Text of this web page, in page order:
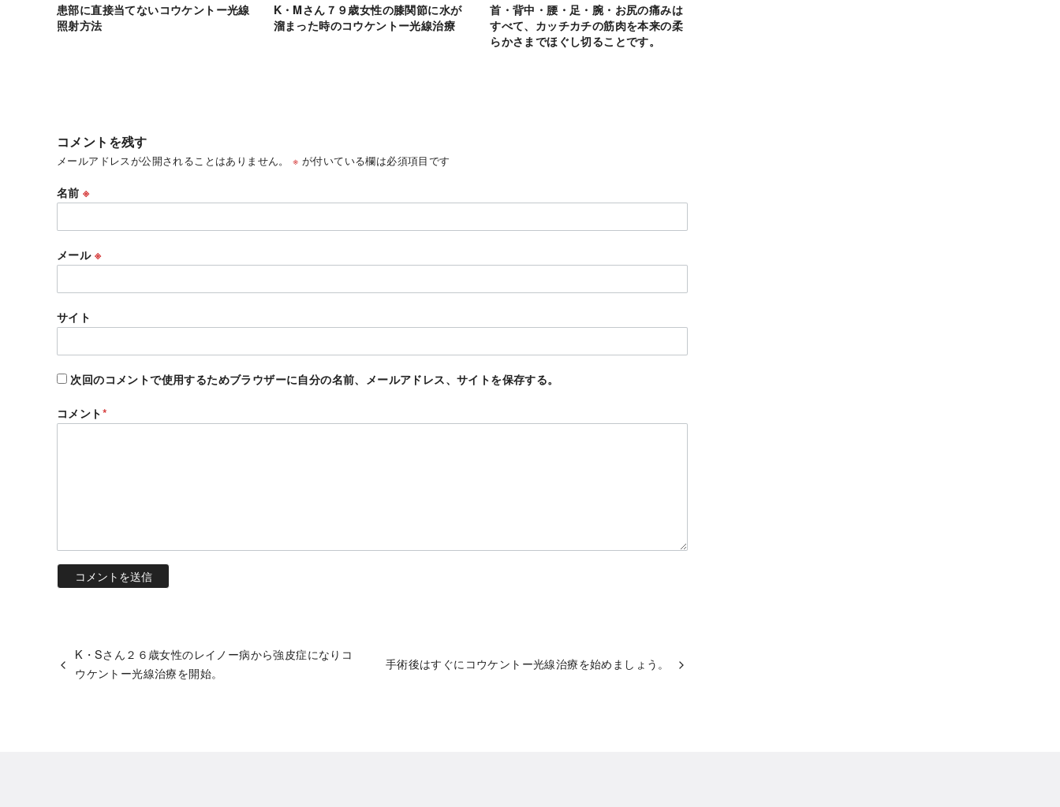
患部に直接当てないコウケントー光線
照射方法
K・Mさん７９歳女性の膝関節に水が
溜まった時のコウケントー光線治療
首・背中・腰・足・腕・お尻の痛みは
すべて、カッチカチの筋肉を本来の柔
らかさまでほぐし切ることです。
コメントを残す
メールアドレスが公開されることはありません。 ※ が付いている欄は必須項目です
名前※
メール ※
サイト
次回のコメントで使用するためブラウザーに自分の名前、メールアドレス、サイトを保存する。
コメント*
K・Sさん２６歳女性のレイノー病から強皮症になりコ
ウケントー光線治療を開始。
手術後はすぐにコウケントー光線治療を始めましょう。